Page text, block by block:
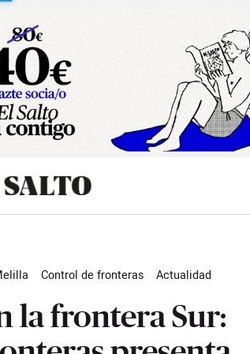
Control de fronteras Actualidad
la frontera Sur: